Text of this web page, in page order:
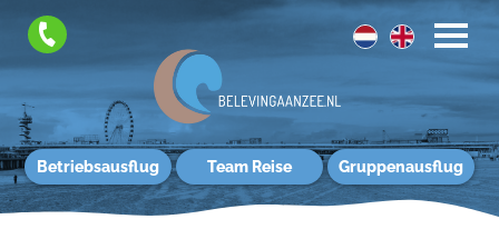
Betriebsausflug Team Reise Gruppenausflug